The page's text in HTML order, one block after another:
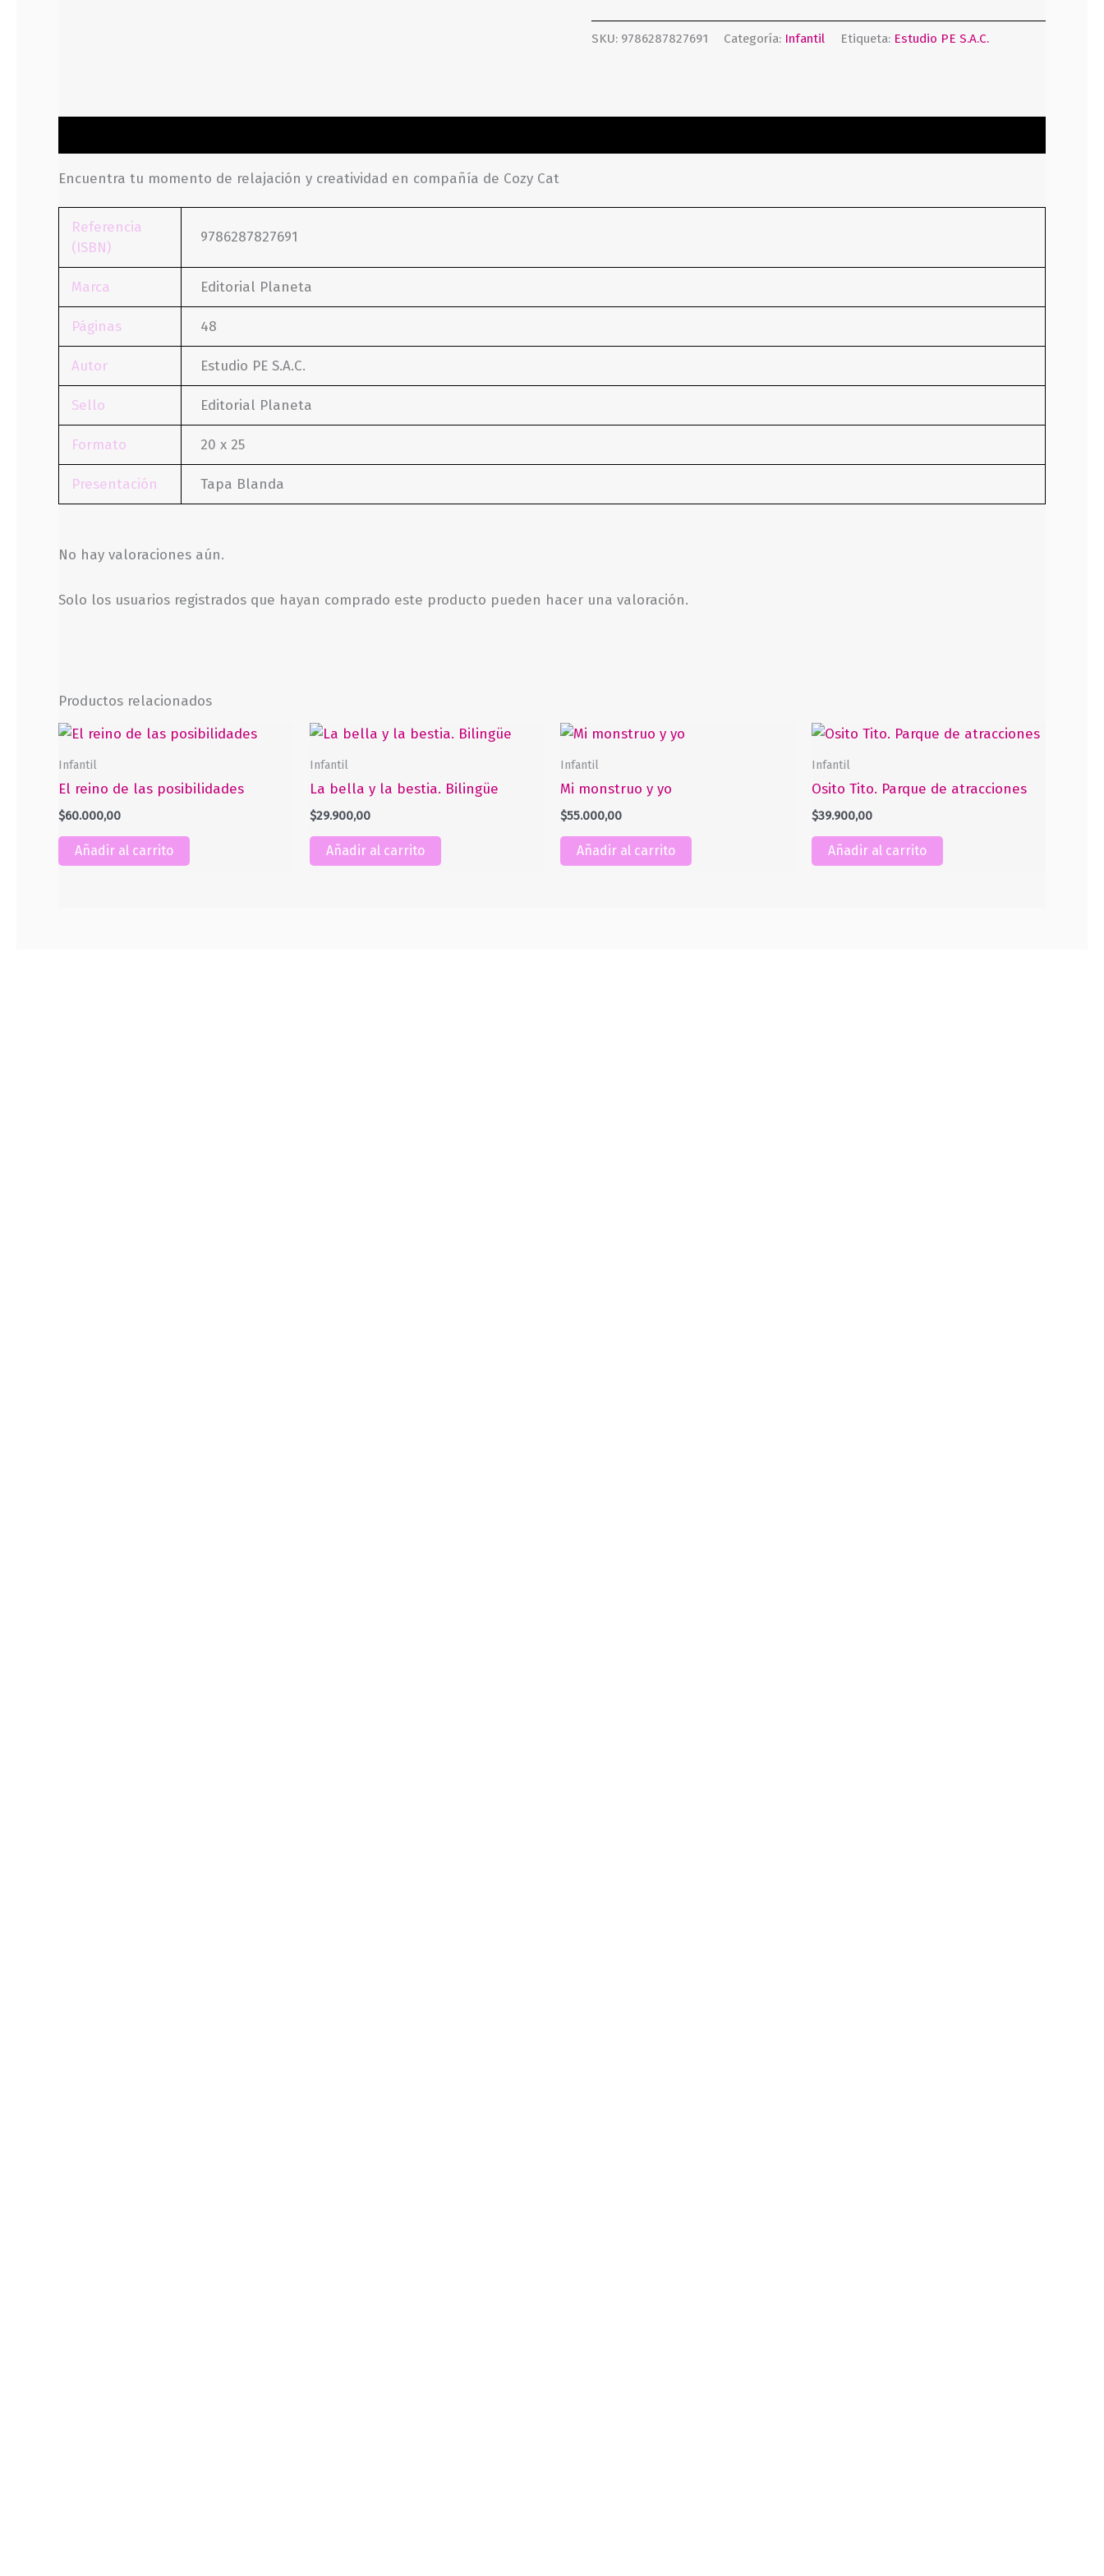
SKU: 9786287827691 Categoría: Infantil Etiqueta: Estudio PE S.A.C.
Encuentra tu momento de relajación y creatividad en compañía de Cozy Cat
Referencia
(ISBN)
9786287827691
Marca Editorial Planeta
Páginas 48
Autor Estudio PE S.A.C.
Sello Editorial Planeta
Formato 20 x 25
Presentación Tapa Blanda
No hay valoraciones aún.
Solo los usuarios registrados que hayan comprado este producto pueden hacer una valoración.
Productos relacionados
Infantil
El reino de las posibilidades
$60.000,00
Añadir al carrito
Infantil
La bella y la bestia. Bilingüe
$29.900,00
Añadir al carrito
Infantil
Mi monstruo y yo
$55.000,00
Añadir al carrito
Infantil
Osito Tito. Parque de atracciones
$39.900,00
Añadir al carrito